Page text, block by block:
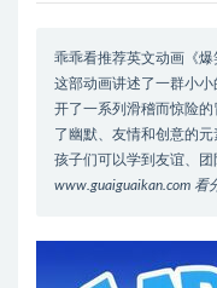
乖乖看推荐英文动画《爆
这部动画讲述了一群小
开了一系列滑稽而惊险
了幽默、友情和创意的
孩子们可以学到友谊、团
www.guaiguaikan.com